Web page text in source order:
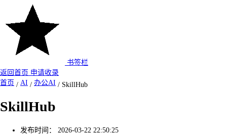
书签栏
返回首页 申请收录
首页 / AI / 办公AI / SkillHub
SkillHub
发布时间：
2026-03-22 22:50:25